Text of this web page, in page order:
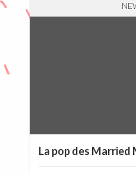
La pop des Married